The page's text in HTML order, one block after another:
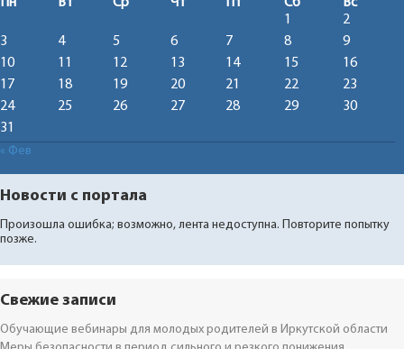
1
2
3
4 5 6 7 8
9
10
11 12 13 14 15
16
17
18 19 20 21 22
23
24
25 26 27 28 29
30
31
« Фев
Новости с портала
Произошла ошибка; возможно, лента недоступна. Повторите попытку
позже.
Свежие записи
Обучающие вебинары для молодых родителей в Иркутской области